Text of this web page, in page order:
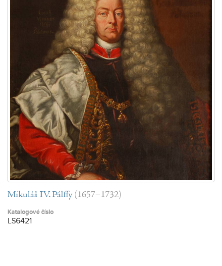
Mikuláš IV. Pálffy (1657–1732)
Katalogové číslo
LS6421